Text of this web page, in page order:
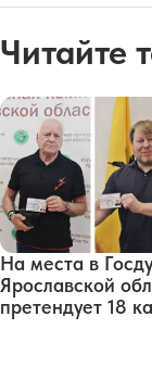
Читайте
На места в
Ярославской
претендует 18